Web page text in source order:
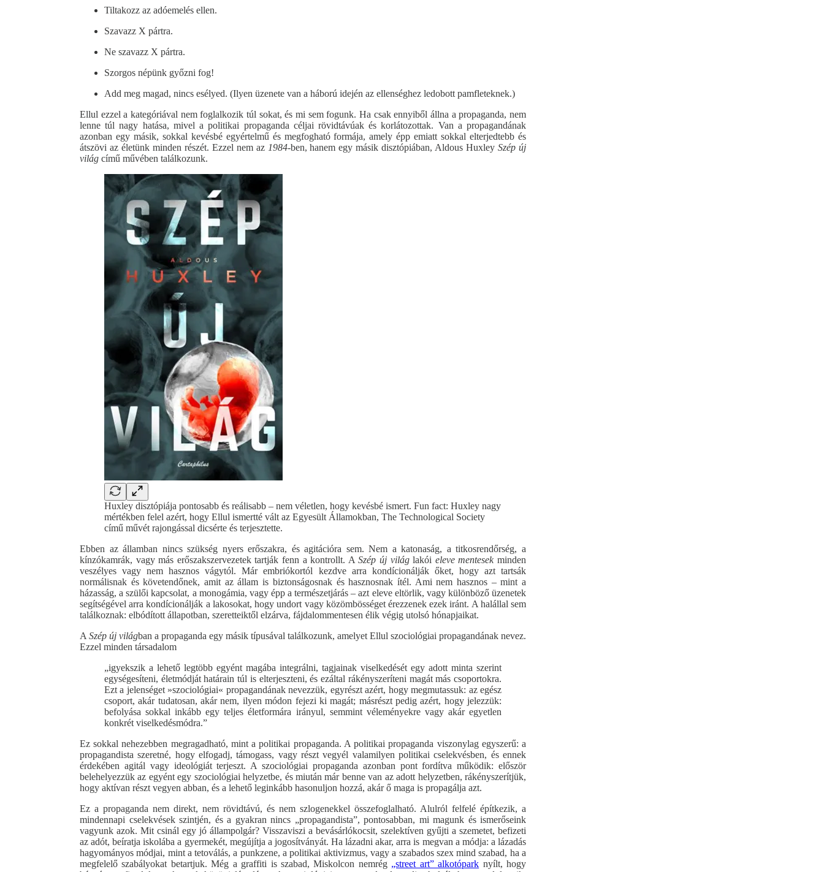
Tiltakozz az adóemelés ellen.
Szavazz X pártra.
Ne szavazz X pártra.
Szorgos népünk győzni fog!
Add meg magad, nincs esélyed. (Ilyen üzenete van a háború idején az ellenséghez ledobott pamfleteknek.)
Ellul ezzel a kategóriával nem foglalkozik túl sokat, és mi sem fogunk. Ha csak ennyiből állna a propaganda, nem
lenne túl nagy hatása, mivel a politikai propaganda céljai rövidtávúak és korlátozottak. Van a propagandának
azonban egy másik, sokkal kevésbé egyértelmű és megfogható formája, amely épp emiatt sokkal elterjedtebb és
átszövi az életünk minden részét. Ezzel nem az 1984-ben, hanem egy másik disztópiában, Aldous HuxleySzép új
világ című művében találkozunk.
Huxley disztópiája pontosabb és reálisabb – nem véletlen, hogy kevésbé ismert. Fun fact: Huxley nagy
mértékben felel azért, hogy Ellul ismertté vált az Egyesült Államokban, The Technological Society
című művét rajongással dicsérte és terjesztette.
Ebben az államban nincs szükség nyers erőszakra, és agitációra sem. Nem a katonaság, a titkosrendőrség, a
kínzókamrák, vagy más erőszakszervezetek tartják fenn a kontrollt. ASzép új világlakói eleve mentesekminden
veszélyes vagy nem hasznos vágytól. Már embriókortól kezdve arra kondícionálják őket, hogy azt tartsák
normálisnak és követendőnek, amit az állam is biztonságosnak és hasznosnak ítél. Ami nem hasznos – mint a
házasság, a szülői kapcsolat, a monogámia, vagy épp a természetjárás – azt eleve eltörlik, vagy különböző üzenetek
segítségével arra kondícionálják a lakosokat, hogy undort vagy közömbösséget érezzenek ezek iránt. A halállal sem
találkoznak: elbódított állapotban, szeretteiktől elzárva, fájdalommentesen élik végig utolsó hónapjaikat.
A Szép új világban a propaganda egy másik típusával találkozunk, amelyet Ellul szociológiai propagandának nevez.
Ezzel minden társadalom
„igyekszik a lehető legtöbb egyént magába integrálni, tagjainak viselkedését egy adott minta szerint
egységesíteni, életmódját határain túl is elterjeszteni, és ezáltal rákényszeríteni magát más csoportokra.
Ezt a jelenséget »szociológiai« propagandának nevezzük, egyrészt azért, hogy megmutassuk: az egész
csoport, akár tudatosan, akár nem, ilyen módon fejezi ki magát; másrészt pedig azért, hogy jelezzük:
befolyása sokkal inkább egy teljes életformára irányul, semmint véleményekre vagy akár egyetlen
konkrét viselkedésmódra.”
Ez sokkal nehezebben megragadható, mint a politikai propaganda. A politikai propaganda viszonylag egyszerű: a
propagandista szeretné, hogy elfogadj, támogass, vagy részt vegyél valamilyen politikai cselekvésben, és ennek
érdekében agitál vagy ideológiát terjeszt. A szociológiai propaganda azonban pont fordítva működik: először
belehelyezzük az egyént egy szociológiai helyzetbe, és miután már benne van az adott helyzetben, rákényszerítjük,
hogy aktívan részt vegyen abban, és a lehető leginkább hasonuljon hozzá, akár ő maga is propagálja azt.
Ez a propaganda nem direkt, nem rövidtávú, és nem szlogenekkel összefoglalható. Alulról felfelé építkezik, a
mindennapi cselekvések szintjén, és a gyakran nincs „propagandista”, pontosabban, mi magunk és ismerőseink
vagyunk azok. Mit csinál egy jó állampolgár? Visszaviszi a bevásárlókocsit, szelektíven gyűjti a szemetet, befizeti
az adót, beíratja iskolába a gyermekét, megújítja a jogosítványát. Ha lázadni akar, arra is megvan a módja: a lázadás
hagyományos módjai, mint a tetoválás, a punkzene, a politikai aktivizmus, vagy a szabados szex mind szabad, ha a
megfelelő szabályokat betartjuk. Még a graffiti is szabad, Miskolcon nemrég „street art” alkotópark nyílt, hogy